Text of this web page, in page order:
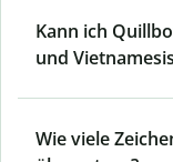
Kann ich
und
Wie viele